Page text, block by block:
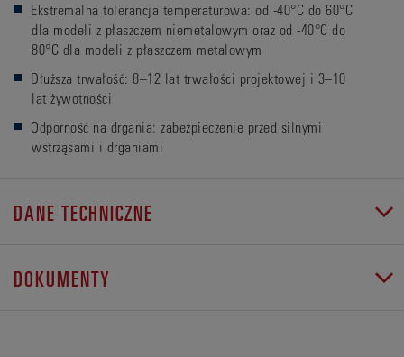
Ekstremalna tolerancja temperaturowa: od -40°C do 60°C
dla modeli z płaszczem niemetalowym oraz od -40°C do
80°C dla modeli z płaszczem metalowym
Dłuższa trwałość: 8–12 lat trwałości projektowej i 3–10
lat żywotności
Odporność na drgania: zabezpieczenie przed silnymi
wstrząsami i drganiami
DANE TECHNICZNE
DOKUMENTY